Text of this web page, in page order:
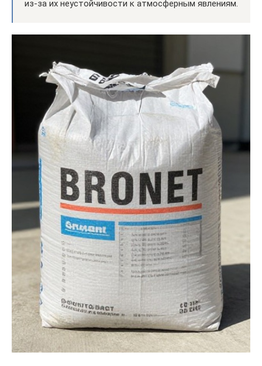
из-за их неустойчивости к атмосферным явлениям.